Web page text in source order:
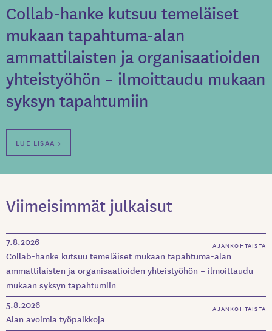
Collab-hanke kutsuu temeläiset
mukaan tapahtuma-alan
ammattilaisten ja organisaatioiden
yhteistyöhön – ilmoittaudu mukaan
syksyn tapahtumiin
LUE LISÄÄ >
Viimeisimmät julkaisut
7.8.2026
Collab-hanke kutsuu temeläiset mukaan tapahtuma-alan
ammattilaisten ja organisaatioiden yhteistyöhön – ilmoittaudu
mukaan syksyn tapahtumiin
AJANKOHTAISTA
5.8.2026
Alan avoimia työpaikkoja
AJANKOHTAISTA